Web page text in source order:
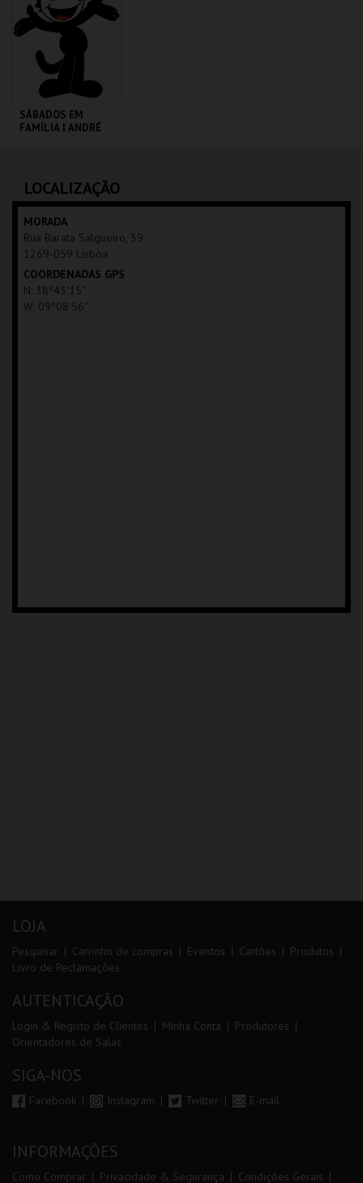
MAIS INFO
COMPRAR
SÁBADOS EM
FAMÍLIA | ANDRÉ
MAIS INFO
COMPRAR
LOCALIZAÇÃO
MORADA
Rua Barata Salgueiro, 39
1269-059 Lisboa
COORDENADAS GPS
N: 38º43'15"
W: 09º08'56"
LOJA
Pesquisar Carrinho de compras Eventos Cartões
Produtos
Livro de Reclamações
AUTENTICAÇÃO
Login & Registo de Clientes Minha Conta
Produtores
Orientadores de Salas
SIGA-NOS
Facebook Instagram Twitter E-mail
INFORMAÇÕES
Como Comprar Privacidade & Segurança Condições Gerais